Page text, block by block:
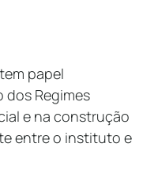
papel
dos Regimes
e na construção
entre o instituto e